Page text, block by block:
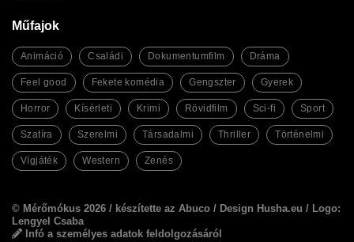
Műfajok
Animáció Családi Dokumentumfilm Dráma
Feel good Fekete komédia Gengszter Gyerek
Horror Kísérleti Krimi Rövidfilm Sci-fi Sport
Szatíra Szerelmi Társadalmi Thriller Történelmi
Vígjáték Western Zenés
© Mérőmókus 2026 / készítette az Abuco / Design Husha.eu / Logo:
Lengyel Csaba
Infó a személyes adatok feldolgozásáról